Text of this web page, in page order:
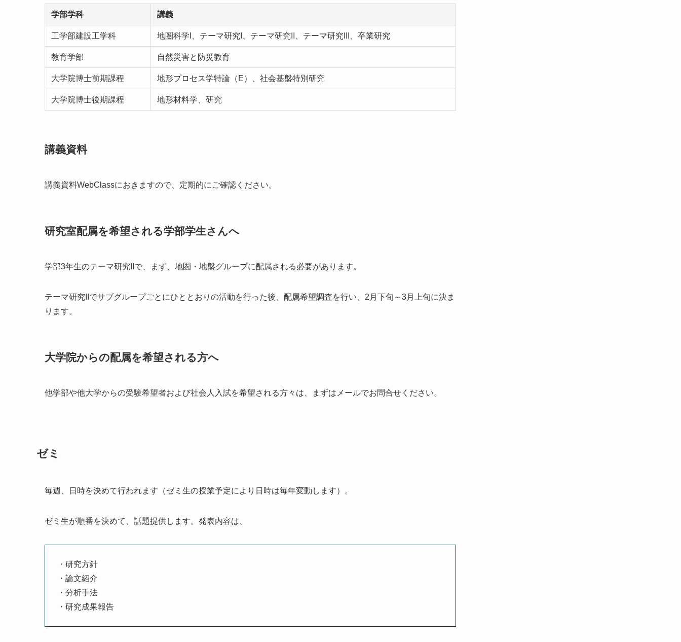
学部学科 講義
工学部建設工学科 地圏科学I、テーマ研究I、テーマ研究II、テーマ研究III、卒業研究
教育学部 自然災害と防災教育
大学院博士前期課程 地形プロセス学特論（E）、社会基盤特別研究
大学院博士後期課程 地形材料学、研究
講義資料
講義資料WebClassにおきますので、定期的にご確認ください。
研究室配属を希望される学部学生さんへ
学部3年生のテーマ研究IIで、まず、地圏・地盤グループに配属される必要があります。
テーマ研究IIでサブグループごとにひととおりの活動を行った後、配属希望調査を行い、2月下旬～3月上旬に決ま
ります。
大学院からの配属を希望される方へ
他学部や他大学からの受験希望者および社会人入試を希望される方々は、まずはメールでお問合せください。
ゼミ
毎週、日時を決めて行われます（ゼミ生の授業予定により日時は毎年変動します）。
ゼミ生が順番を決めて、話題提供します。発表内容は、
・研究方針
・論文紹介
・分析手法
・研究成果報告